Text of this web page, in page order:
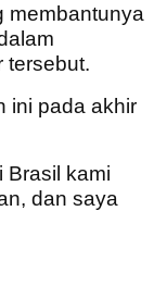
membantunya
tersebut.
ini pada akhir
Brasil kami
dan saya